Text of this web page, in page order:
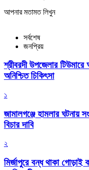
আপনার মতামত লিখুন
সর্বশেষ
জনপ্রিয়
শ্রীবরদী উপজেলার
অনিশ্চিত চিকিৎসা
১
জামালগঞ্জে হামলার ঘটনায়
বিচার দাবি
২
মির্জাপুরে বন্ধ থাকা গোড়াই